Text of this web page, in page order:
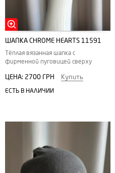
ШАПКА CHROME HEARTS 11591
Тёплая вязанная шапка с
фирменной пуговицей сверху
ЦЕНА: 2700 ГРН Купить
ЕСТЬ В НАЛИЧИИ